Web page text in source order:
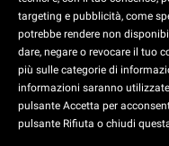
targeting e pubblicità, come
potrebbe rendere non
dare, negare o revocare il tuo
più sulle categorie di
informazioni saranno
pulsante Accetta per
pulsante Rifiuta o chiudi